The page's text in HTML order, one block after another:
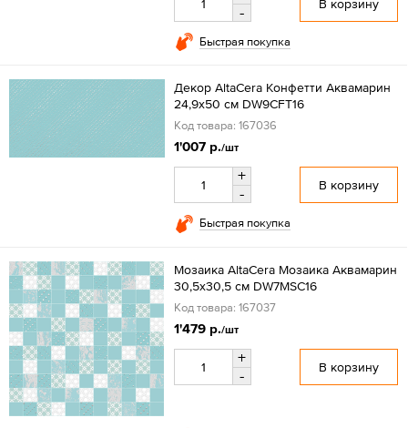
-
В корзину
Быстрая покупка
Декор AltaCera Конфетти Аквамарин
24,9x50 см DW9CFT16
Код товара: 167036
1'007 р./шт
+
-
В корзину
Быстрая покупка
Мозаика AltaCera Мозаика Аквамарин
30,5x30,5 см DW7MSC16
Код товара: 167037
1'479 р./шт
+
-
В корзину